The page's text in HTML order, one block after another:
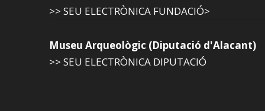
>> SEU ELECTRÒNICA FUNDACIÓ>
Museu Arqueològic (Diputació d'Alacant)
>> SEU ELECTRÒNICA DIPUTACIÓ